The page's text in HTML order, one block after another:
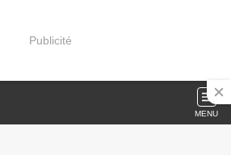
Publicité
MENU